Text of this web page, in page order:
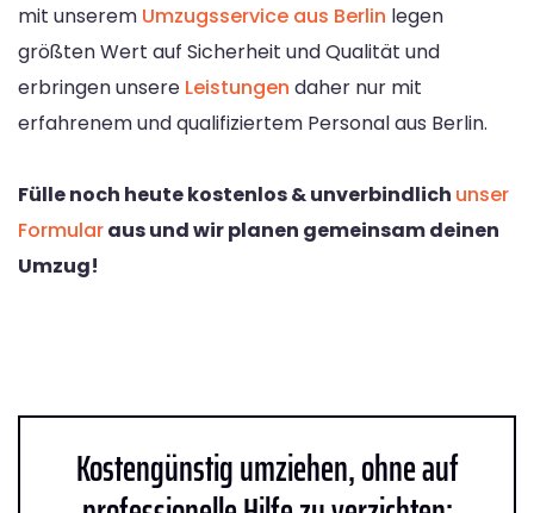
mit unserem Umzugsservice aus Berlin legen
größten Wert auf Sicherheit und Qualität und
erbringen unsere Leistungen daher nur mit
erfahrenem und qualifiziertem Personal aus Berlin.
Fülle noch heute kostenlos & unverbindlich unser
Formularaus und wir planen gemeinsam deinen
Umzug!
Kostengünstig umziehen, ohne auf